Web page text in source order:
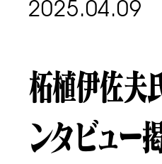
2025.04.09
柘植伊佐夫
ンタビュー